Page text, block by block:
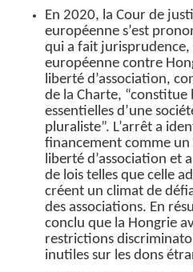
En 2020, la Cour de
européenne s’est
qui a fait jurisprudence,
européenne contre
liberté d’association,
de la Charte, “constitue
essentielles d’une
pluraliste”. L’arrêt a
financement comme
liberté d’association et
de lois telles que celle
créent un climat de
des associations. En
conclu que la Hongrie
restrictions
inutiles sur les dons